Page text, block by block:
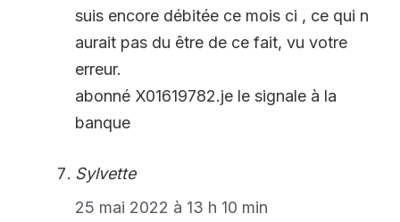
suis encore débitée ce mois ci , ce qui n
aurait pas du être de ce fait, vu votre
erreur.
abonné X01619782.je le signale à la
banque
Sylvette
25 mai 2022 à 13 h 10 min